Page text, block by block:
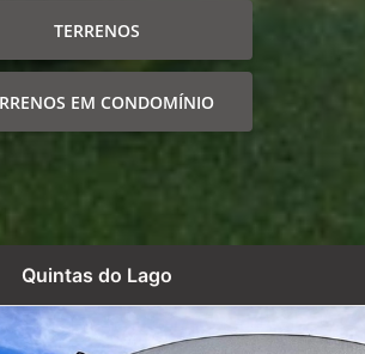
TERRENOS
EM CONDOMÍNIO
Quintas do Lago